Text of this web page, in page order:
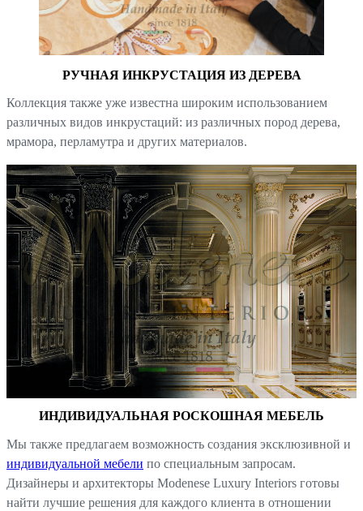
РУЧНАЯ ИНКРУСТАЦИЯ ИЗ ДЕРЕВА
Коллекция также уже известна широким использованием
различных видов инкрустаций: из различных пород дерева,
мрамора, перламутра и других материалов.
ИНДИВИДУАЛЬНАЯ РОСКОШНАЯ МЕБЕЛЬ
Мы также предлагаем возможность создания эксклюзивной и
индивидуальной мебели по специальным запросам.
Дизайнеры и архитекторы Modenese Luxury Interiors готовы
найти лучшие решения для каждого клиента в отношении